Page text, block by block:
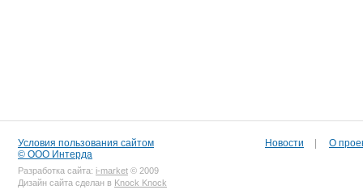
Условия пользования сайтом
© ООО Интерда
Разработка сайта: i-market © 2009
Дизайн сайта сделан в Knock Knock
Новости О